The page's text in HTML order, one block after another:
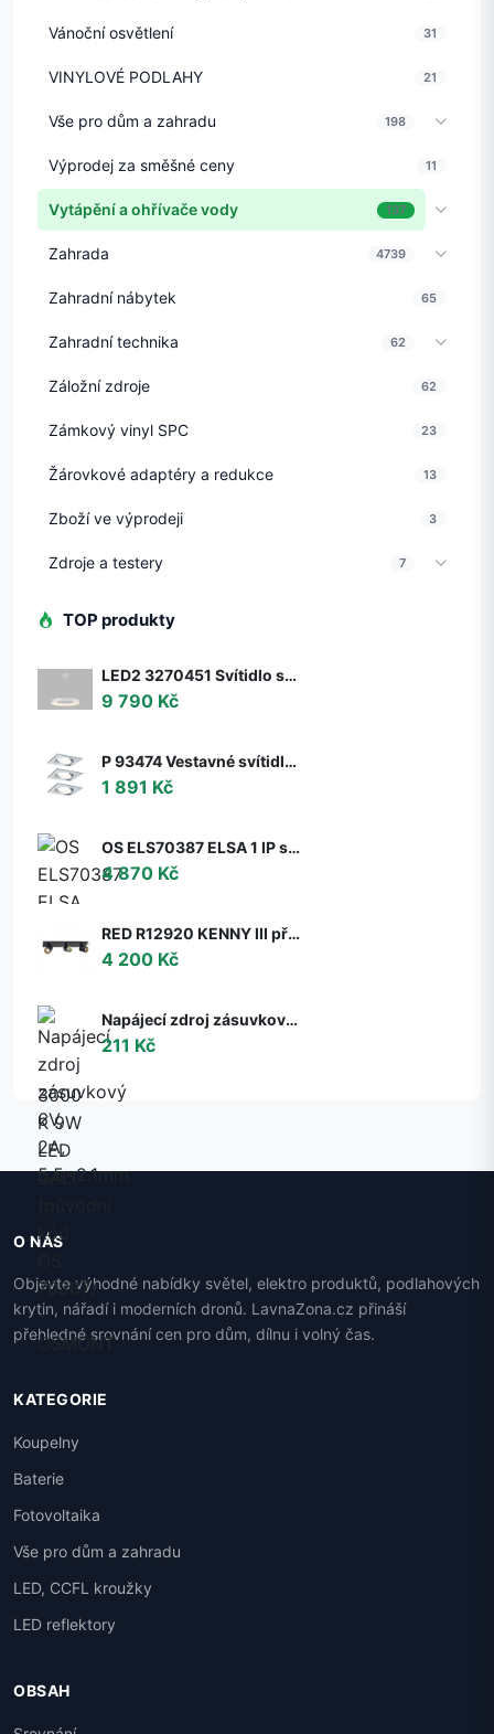
Vánoční osvětlení 31
VINYLOVÉ PODLAHY 21
Vše pro dům a zahradu 198
Výprodej za směšné ceny 11
Vytápění a ohřívače vody 137
Zahrada 4739
Zahradní nábytek 65
Zahradní technika 62
Záložní zdroje 62
Zámkový vinyl SPC 23
Žárovkové adaptéry a redukce 13
Zboží ve výprodeji 3
Zdroje a testery 7
TOP produkty
LED2 3270451 Svítidlo stropní závěsné LED2 BELLA 60 P-Z, W 50W 2CCT 3000K/4000K - ON/OFF - nestmívatelné - LED2 Lighting
9 790 Kč
P 93474 Vestavné svítidlo LED Nova hranaté 3x6,5W GU10 hliník broušený nastavitelné 3-krokové-stmívatelné - PAULMANN
1 891 Kč
OS ELS70387 ELSA 1 IP stropní/nástěnné skleněné svítidlo bílá IP65 3000 K 9W LED DALI (původní kód OS 70387) - OSMONT
4 870 Kč
RED R12920 KENNY III přisazená černá/zlatá 230V GU10 3x35W - RED - DESIGN RENDL
4 200 Kč
Napájecí zdroj zásuvkový 6V, 2A, 5.5x2.1mm
211 Kč
O NÁS
Objevte výhodné nabídky světel, elektro produktů, podlahových
krytin, nářadí i moderních dronů. LavnaZona.cz přináší
přehledné srovnání cen pro dům, dílnu i volný čas.
KATEGORIE
Koupelny
Baterie
Fotovoltaika
Vše pro dům a zahradu
LED, CCFL kroužky
LED reflektory
OBSAH